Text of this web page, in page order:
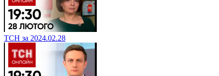
ТСН за 2024.02.28